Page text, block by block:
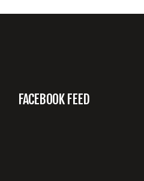
FACEBOOK FEED